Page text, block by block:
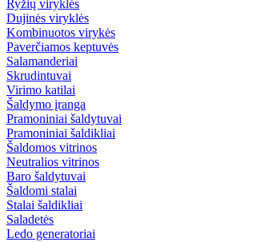
Ryžių viryklės
Dujinės viryklės
Kombinuotos virykės
Paverčiamos keptuvės
Salamanderiai
Skrudintuvai
Virimo katilai
Šaldymo įranga
Pramoniniai šaldytuvai
Pramoniniai šaldikliai
Šaldomos vitrinos
Neutralios vitrinos
Baro šaldytuvai
Šaldomi stalai
Stalai šaldikliai
Saladetės
Ledo generatoriai